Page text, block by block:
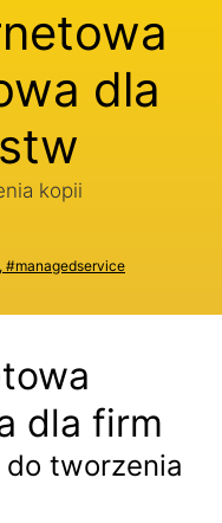
dla
kopii
, #managedservice
dla firm
tworzenia